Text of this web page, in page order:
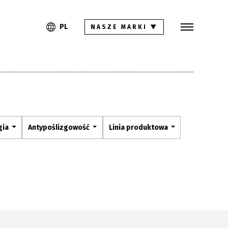
PL
PL NASZE MARKI ▼
Antypoślizgowość Linia produktowa
Inspiracje
Pliki do pobrania
Strefa architekta